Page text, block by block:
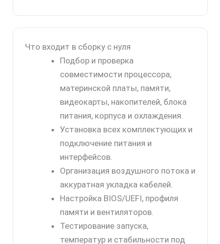
Что входит в сборку с нуля
Подбор и проверка
совместимости процессора,
материнской платы, памяти,
видеокарты, накопителей, блока
питания, корпуса и охлаждения.
Установка всех комплектующих и
подключение питания и
интерфейсов.
Организация воздушного потока и
аккуратная укладка кабелей.
Настройка BIOS/UEFI, профиля
памяти и вентиляторов.
Тестирование запуска,
температур и стабильности под